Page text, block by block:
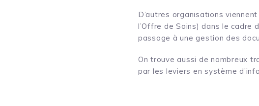
D’autres organisations
l’Offre de Soins) dans le cadre
passage à une gestion des
On trouve aussi de nombreux
par les leviers en système